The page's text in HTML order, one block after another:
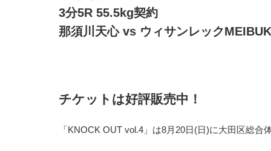
3分5R 55.5kg契約
那須川天心 vs ウィサンレック
チケットは好評販売中！
「KNOCK OUT vol.4」は8月20日(日)に大田区総合